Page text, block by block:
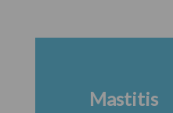
Mastitis